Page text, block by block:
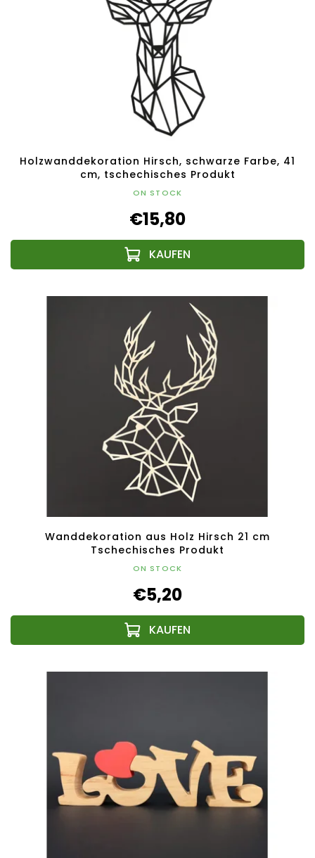
Holzwanddekoration Hirsch, schwarze Farbe, 41
cm, tschechisches Produkt
ON STOCK
€15,80
Wanddekoration aus Holz Hirsch 21 cm
Tschechisches Produkt
ON STOCK
€5,20